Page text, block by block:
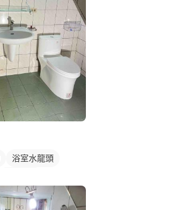
浴室水龍頭